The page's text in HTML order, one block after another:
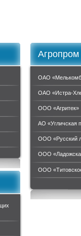
Агропром
ОАО
ОАО «Истра-
ООО «Агритек»
АО «Угличская
ООО «Русский
ООО
ООО